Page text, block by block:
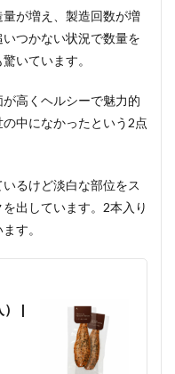
が増え、製造回数が増
つかない状況で数量を
いています。
高くヘルシーで魅力的
中になかったという2点
るけど淡白な部位をス
出しています。2本入り
す。
） |